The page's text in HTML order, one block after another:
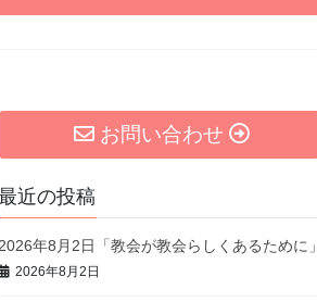
お問い合わせ
近の投稿
2026年8月2日「教会が教会らしくあるために」
2026年8月2日